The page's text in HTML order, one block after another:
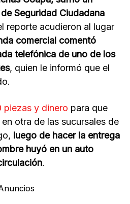
Seguridad Ciudadana
reporte acudieron al lugar
comercial comentó
telefónica de uno de los
, quien le informó que el
piezas y dinero para que
otra de las sucursales de
luego de hacer la entrega
huyó en un auto
.